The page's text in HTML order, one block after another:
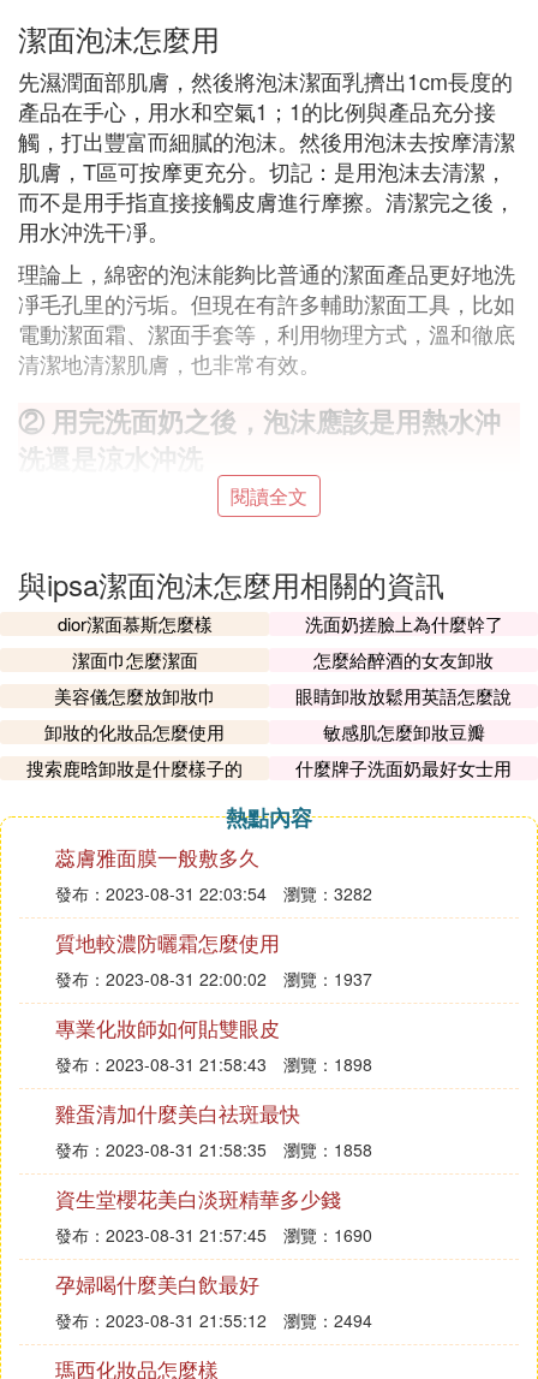
潔面泡沫怎麼用
先濕潤面部肌膚，然後將泡沫潔面乳擠出1cm長度的
產品在手心，用水和空氣1；1的比例與產品充分接
觸，打出豐富而細膩的泡沫。然後用泡沫去按摩清潔
肌膚，T區可按摩更充分。切記：是用泡沫去清潔，
而不是用手指直接接觸皮膚進行摩擦。清潔完之後，
用水沖洗干凈。
理論上，綿密的泡沫能夠比普通的潔面產品更好地洗
凈毛孔里的污垢。但現在有許多輔助潔面工具，比如
電動潔面霜、潔面手套等，利用物理方式，溫和徹底
清潔地清潔肌膚，也非常有效。
② 用完洗面奶之後，泡沫應該是用熱水沖
洗還是涼水沖洗
過熱的水容易使毛細血管擴張，反而讓毛孔的油脂代
最適溫度，此時皮膚活性最好，而且溫水對油脂也更
易洗去，洗凈臉後，再用冷水輕拍，達到收縮毛孔的
效果。 希望你的皮膚水當當！！！
如果臉部出油不是很厲害，膚質還算正常的話，最健
康的洗法是：用溫熱水將潔面用品揉開起沫，柔和的
按摩1分鍾，T形部位著重按摩。徹底沖凈泡沫後，最
後用冷水拍拍臉。
曝曬後應用涼開水洗臉
根據皮膚性質
油性皮膚：洗臉時在「溫熱水」中滴白醋，能有效地
清潔皮膚上過多的皮脂、脫屑和塵埃，使皮膚光潔美
觀，並減輕毛孔阻塞。
乾性皮膚：玫瑰浸泡的水中加幾滴蜂蜜，蘸濕整個面
部，用手拍至乾燥。這樣每晚反復2－3次，能使面部
滋潤、光滑、細膩。
中性皮膚：晚上用冷水洗臉後，再用熱一點的水蒸汽
閱讀全文
與ipsa潔面泡沫怎麼用相關的資訊
dior潔面慕斯怎麼樣
洗面奶搓臉上為什麼幹了
潔面巾怎麼潔面
怎麼給醉酒的女友卸妝
美容儀怎麼放卸妝巾
眼睛卸妝放鬆用英語怎麼說
卸妝的化妝品怎麼使用
敏感肌怎麼卸妝豆瓣
搜索鹿晗卸妝是什麼樣子的
什麼牌子洗面奶最好女士用
熱點內容
蕊膚雅面膜一般敷多久
發布：2023-08-31 22:03:54 瀏覽：3282
質地較濃防曬霜怎麼使用
發布：2023-08-31 22:00:02 瀏覽：1937
專業化妝師如何貼雙眼皮
發布：2023-08-31 21:58:43 瀏覽：1898
雞蛋清加什麼美白祛斑最快
發布：2023-08-31 21:58:35 瀏覽：1858
資生堂櫻花美白淡斑精華多少錢
發布：2023-08-31 21:57:45 瀏覽：1690
孕婦喝什麼美白飲最好
發布：2023-08-31 21:55:12 瀏覽：2494
瑪西化妝品怎麼樣